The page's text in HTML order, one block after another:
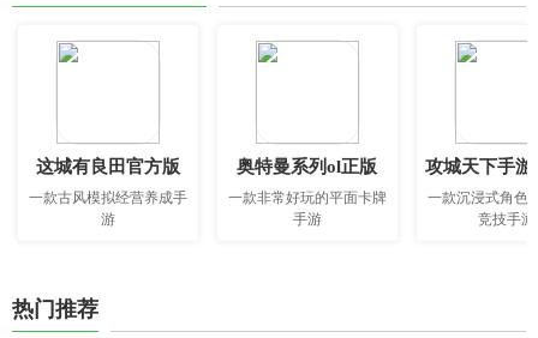
这城有良田官方版
一款古风模拟经营养成手
游
奥特曼系列ol正版
一款非常好玩的平面卡牌
手游
攻城天下手游
一款沉浸式角色
竞技手游
热门推荐